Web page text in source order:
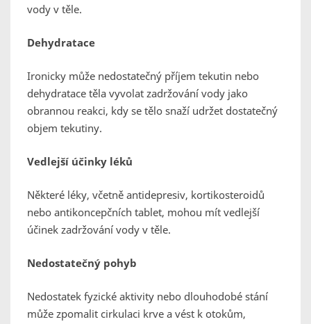
vody v těle.
Dehydratace
Ironicky může nedostatečný příjem tekutin nebo
dehydratace těla vyvolat zadržování vody jako
obrannou reakci, kdy se tělo snaží udržet dostatečný
objem tekutiny.
Vedlejší účinky léků
Některé léky, včetně antidepresiv, kortikosteroidů
nebo antikoncepčních tablet, mohou mít vedlejší
účinek zadržování vody v těle.
Nedostatečný pohyb
Nedostatek fyzické aktivity nebo dlouhodobé stání
může zpomalit cirkulaci krve a vést k otokům,